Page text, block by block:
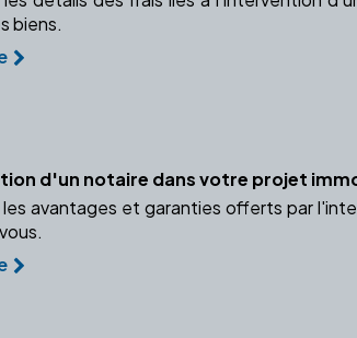
biens.
d'un notaire dans votre projet
avantages et garanties offerts par